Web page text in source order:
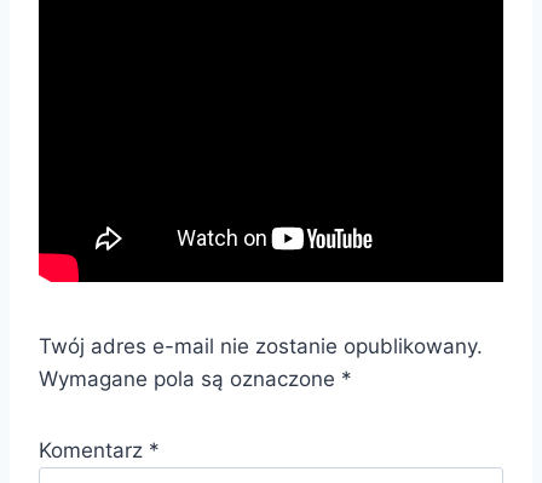
Twój adres e-mail nie zostanie opublikowany.
Wymagane pola są oznaczone *
Komentarz *